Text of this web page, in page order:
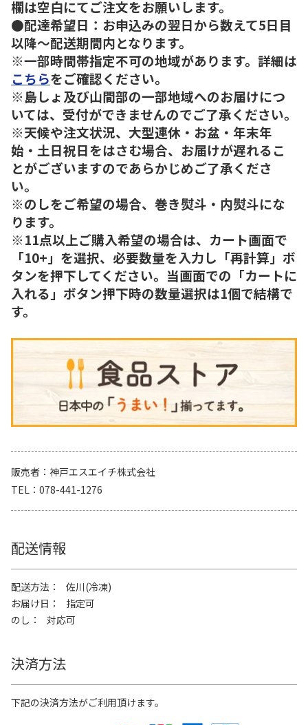
欄は空白にてご注文をお願いします。
●配達希望日：お申込みの翌日から数えて5日目
以降～配送期間内となります。
※一部時間帯指定不可の地域があります。詳細は
こちらをご確認ください。
※島しょ及び山間部の一部地域へのお届けにつ
いては、受付ができませんのでご了承ください。
※天候や注文状況、大型連休・お盆・年末年
始・土日祝日をはさむ場合、お届けが遅れるこ
とがございますのであらかじめご了承くださ
い。
※のしをご希望の場合、巻き熨斗・内熨斗にな
ります。
※11点以上ご購入希望の場合は、カート画面で
「10+」を選択、必要数量を入力し「再計算」ボ
タンを押下してください。当画面での「カートに
入れる」ボタン押下時の数量選択は1個で結構で
す。
販売者
神戸エスエイチ株式会社
TEL
078-441-1276
配送情報
配送方法
佐川(冷凍)
お届け日
指定可
のし
対応可
決済方法
下記の決済方法がご利用頂けます。